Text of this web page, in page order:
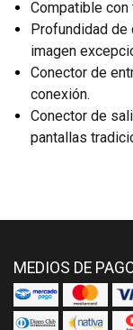
Compatible
Profundidad de
imagen
Conector de
conexión.
Conector de
pantallas
MEDIOS DE